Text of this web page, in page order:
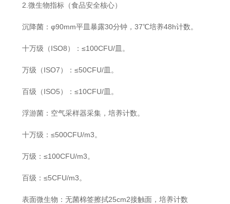
2.微生物指标（食品安全核心）
沉降菌：φ90mm平皿暴露30分钟，37℃培养48h计数。
十万级（ISO8）：≤100CFU/皿。
万级（ISO7）：≤50CFU/皿。
百级（ISO5）：≤10CFU/皿。
浮游菌：空气采样器采集，培养计数。
十万级：≤500CFU/m3。
万级：≤100CFU/m3。
百级：≤5CFU/m3。
表面微生物：无菌棉签擦拭25cm2接触面，培养计数